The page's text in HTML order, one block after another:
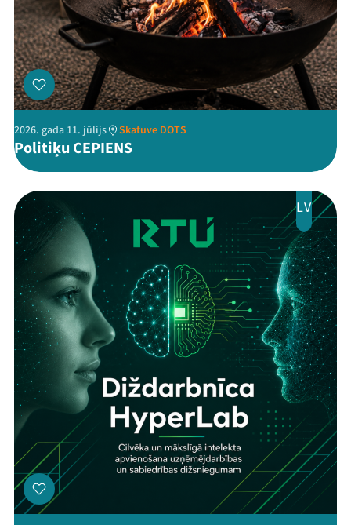
2026. gada 11. jūlijs Skatuve DOTS
Politiķu CEPIENS
LV